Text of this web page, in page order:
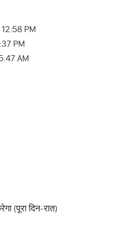
12:58 PM
PM
AM
(पूरा दिन-रात)